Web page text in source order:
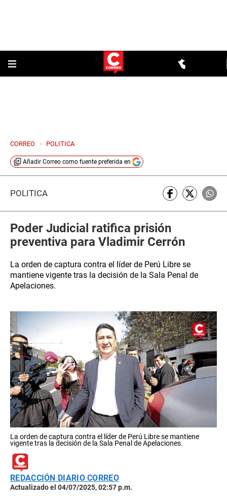
CORREO > POLITICA
Añadir Correo como fuente preferida en
POLÍTICA
Poder Judicial ratifica prisión
preventiva para Vladimir Cerrón
La orden de captura contra el líder de Perú Libre se
mantiene vigente tras la decisión de la Sala Penal de
Apelaciones.
La orden de captura contra el líder de Perú Libre se mantiene
vigente tras la decisión de la Sala Penal de Apelaciones.
REDACCIÓN DIARIO CORREO
Actualizado el 04/07/2025, 02:57 p.m.